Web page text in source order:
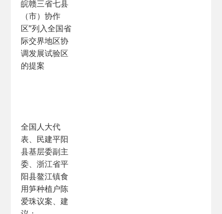
皖赣三省七县
（市）协作
区”列入全国省
际交界地区协
调发展试验区
的提案
全国人大代
表、民建平阳
县基层委副主
委、浙江省平
阳县鳌江镇食
用笋种植户陈
爱珠议案、建